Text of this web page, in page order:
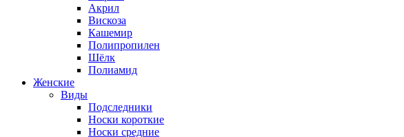
Акрил
Вискоза
Кашемир
Полипропилен
Шёлк
Полиамид
Женские
Виды
Подследники
Носки короткие
Носки средние